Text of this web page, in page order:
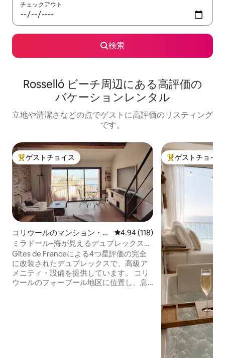
チェックアウト
検索
Rosselló ビーチ⁠周⁠辺⁠に⁠あ⁠る高⁠評⁠価⁠の
バ⁠ケ⁠ー⁠シ⁠ョ⁠ン⁠レ⁠ン⁠タ⁠ル
立地や清潔さなどの点でゲストに高評価のリスティング
です。
大好評のゲストチョイスです。
ゲストチョイス
コリウールのマンション・ア
パート
レビュー118件、5つ星中4.94つ
4.94 (118)
ミラドール–海が見えるデュプレックス、
エアコン、ガレージ
Gîtes de Franceによる4つ星評価の完全
に改装されたデュプレックスで、高級ア
メニティ・設備を提供しています。 コリ
ウールのフォーブール地区に位置し、息
大好評のゲスト
ゲストチョイス